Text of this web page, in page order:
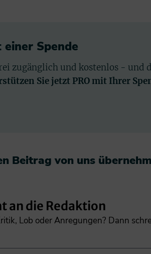
Spende
zugänglich und kostenlos - und
Sie jetzt PRO mit Ihrer
Beitrag von uns
an die Redaktion
Lob oder Anregungen? Dann